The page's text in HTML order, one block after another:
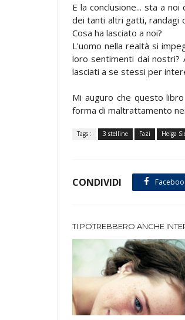
E la conclusione... sta a
dei tanti altri gatti, randagi
Cosa ha lasciato a noi?
L'uomo nella realtà si
loro sentimenti dai nostri?
lasciati a se stessi per
Mi auguro che questo
forma di maltrattamento
Tags : 3 stelline Fazi Helga
CONDIVIDI
TI POTREBBERO ANCHE